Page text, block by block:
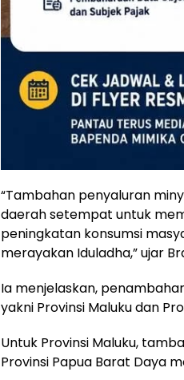
“Tambahan penyaluran
daerah setempat untuk
peningkatan konsumsi
merayakan Iduladha,” ujar
Ia menjelaskan,
yakni Provinsi Maluku dan
Untuk Provinsi Maluku,
Provinsi Papua Barat Daya